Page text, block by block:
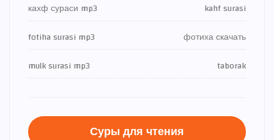
кахф сураси mp3
kahf surasi
fotiha surasi mp3
фотиха скачать
mulk surasi mp3
taborak
Суры для чтения